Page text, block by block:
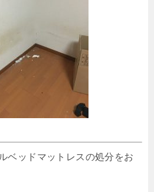
ベッドマットレスの処分をお